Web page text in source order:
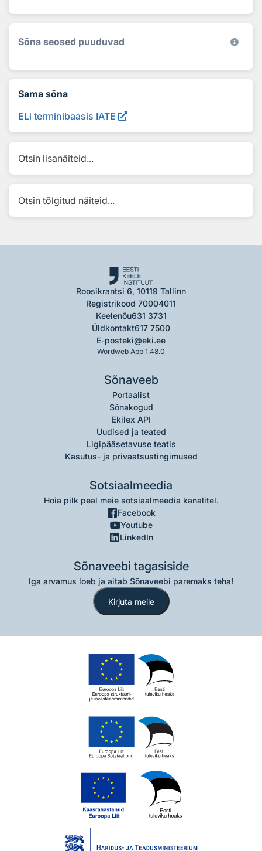
Sõna seosed puuduvad
Sama sõna
ELi terminibaasis IATE
Otsin lisanäiteid...
Otsin tõlgitud näiteid...
Roosikrantsi 6, 10119 Tallinn
Registrikood 70004011
Keelenõu631 3731
Üldkontakt617 7500
E-posteki@eki.ee
Wordweb App 1.48.0
Sõnaveeb
Portaalist
Sõnakogud
Ekilex API
Uudised ja teated
Ligipääsetavuse teatis
Kasutus- ja privaatsustingimused
Sotsiaalmeedia
Hoia pilk peal meie sotsiaalmeedia kanalitel.
Facebook
Youtube
LinkedIn
Sõnaveebi tagasiside
Iga arvamus loeb ja aitab Sõnaveebi paremaks teha!
Kirjuta meile